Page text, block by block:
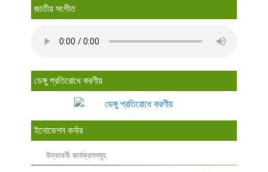
জাতীয় সংগীত
ডেঙ্গু প্রতিরোধে করণীয়
ইনোভেশন কর্নার
উদ্ভাবনী কার্যক্রমসমূহ